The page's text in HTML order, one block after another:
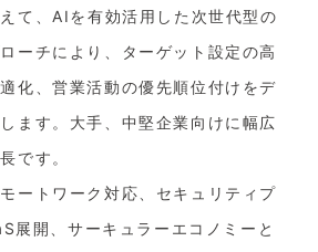
て、AIを有効活用した次世代型の
ーチにより、ターゲット設定の高
化、営業活動の優先順位付けをデ
ます。大手、中堅企業向けに幅広
です。
ートワーク対応、セキュリティプ
展開、サーキュラーエコノミーと